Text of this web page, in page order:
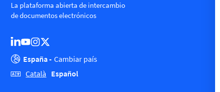
La plataforma abierta de intercambio
de documentos electrónicos
España - Cambiar país
Català Español